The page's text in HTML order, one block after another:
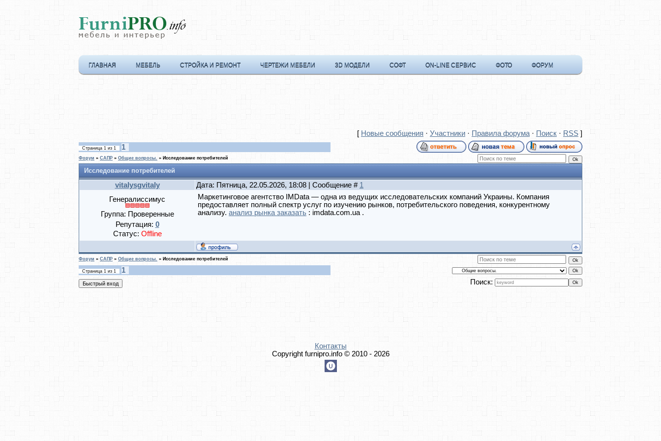
ГЛАВНАЯ МЕБЕЛЬ СТРОЙКА И РЕМОНТ ЧЕРТЕЖИ МЕБЕЛИ 3D МОДЕЛИ СОФТ ON-LINE СЕРВИС ФОТО ФОРУМ
[ Новые сообщения · Участники · Правила форума · Поиск · RSS]
Страница 1 из 1 1
Форум » САПР » Общие вопросы. » Исследование потребителей
Исследование потребителей
vitalysgvitaly Дата: Пятница, 22.05.2026, 18:08 | Сообщение # 1
Генералиссимус
Группа: Проверенные
Репутация: 0
Статус: Offline
Маркетинговое агентство IMData — одна из ведущих исследовательских компаний Украины. Компания
предоставляет полный спектр услуг по изучению рынков, потребительского поведения, конкурентному
анализу. анализ рынка заказать : imdata.com.ua .
Форум » САПР » Общие вопросы. » Исследование потребителей
Страница 1 из 1
1
Поиск:
Контакты
Copyright furnipro.info © 2010 - 2026